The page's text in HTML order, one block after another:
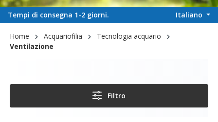
Tempi di consegna 1-2 giorni. Italiano
Home Acquariofilia
Tecnologia acquario
Ventilazione
Filtro